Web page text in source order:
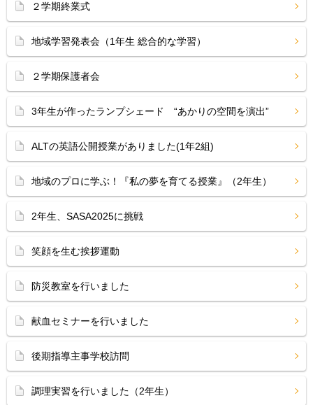
２学期終業式
地域学習発表会（1年生 総合的な学習）
２学期保護者会
3年生が作ったランプシェード “あかりの空間を演出”
ALTの英語公開授業がありました(1年2組)
地域のプロに学ぶ！『私の夢を育てる授業』（2年生）
2年生、SASA2025に挑戦
笑顔を生む挨拶運動
防災教室を行いました
献血セミナーを行いました
後期指導主事学校訪問
調理実習を行いました（2年生）